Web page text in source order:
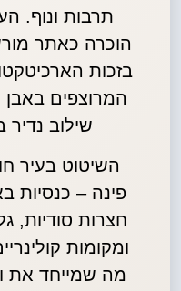
תרבות ונוף.
הוכרה כאתר
בזכות
המרוצפים באבן
שילוב נדיר
השיטוט בעיר
פינה – כנסיות
חצרות סודיות,
ומקומות
מה שמייחד את